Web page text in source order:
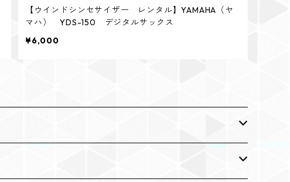
【ウインドシンセサイザー レンタル】YAMAHA（ヤ
マハ） YDS-150 デジタルサックス
¥6,000